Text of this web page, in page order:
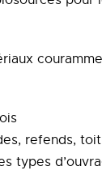
refends,
types